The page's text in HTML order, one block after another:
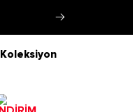
Koleksiyon